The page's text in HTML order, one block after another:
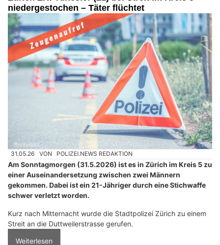
niedergestochen – Täter flüchtet
31.05.26 VON POLIZEI.NEWS REDAKTION
Am Sonntagmorgen (31.5.2026) ist es in Zürich im Kreis 5 zu
einer Auseinandersetzung zwischen zwei Männern
gekommen. Dabei ist ein 21-Jähriger durch eine Stichwaffe
schwer verletzt worden.
Kurz nach Mitternacht wurde die Stadtpolizei Zürich zu einem
Streit an die Duttweilerstrasse gerufen.
Weiterlesen